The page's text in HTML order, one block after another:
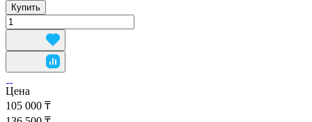
Купить
Цена
105 000 ₸